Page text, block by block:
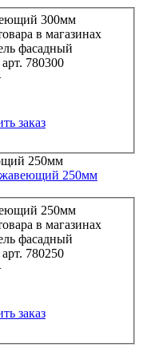
в магазинах
фасадный
нержавеющий 300мм "FLAT" арт. 780300
заказ
250мм
в магазинах
фасадный
нержавеющий 250мм "FLAT" арт. 780250
заказ